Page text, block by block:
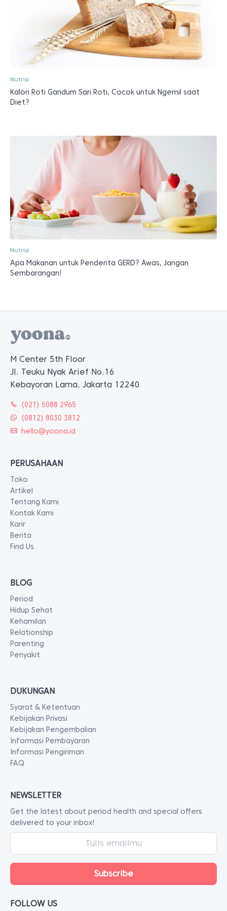
Nutrisi
Kalori Roti Gandum Sari Roti, Cocok untuk Ngemil saat
Diet?
Nutrisi
Apa Makanan untuk Penderita GERD? Awas, Jangan
Sembarangan!
M Center 5th Floor
Jl. Teuku Nyak Arief No.16
Kebayoran Lama, Jakarta 12240
(021) 5088 2965
(0812) 8030 3812
hello@yoona.id
PERUSAHAAN
Toko
Artikel
Tentang Kami
Kontak Kami
Karir
Berita
Find Us
BLOG
Period
Hidup Sehat
Kehamilan
Relationship
Parenting
Penyakit
DUKUNGAN
Syarat & Ketentuan
Kebijakan Privasi
Kebijakan Pengembalian
Informasi Pembayaran
Informasi Pengiriman
FAQ
NEWSLETTER
Get the latest about period health and special offers
delivered to your inbox!
FOLLOW US